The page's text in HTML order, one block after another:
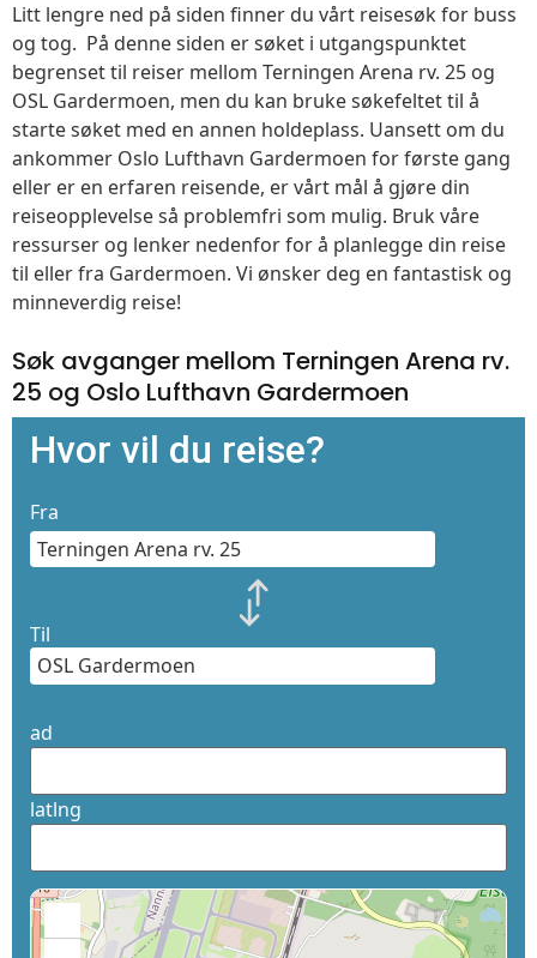
Litt lengre ned på siden finner du vårt reisesøk for buss
og tog. På denne siden er søket i utgangspunktet
begrenset til reiser mellom Terningen Arena rv. 25 og
OSL Gardermoen, men du kan bruke søkefeltet til å
starte søket med en annen holdeplass. Uansett om du
ankommer Oslo Lufthavn Gardermoen for første gang
eller er en erfaren reisende, er vårt mål å gjøre din
reiseopplevelse så problemfri som mulig. Bruk våre
ressurser og lenker nedenfor for å planlegge din reise
til eller fra Gardermoen. Vi ønsker deg en fantastisk og
minneverdig reise!
Søk avganger mellom Terningen Arena rv.
25 og Oslo Lufthavn Gardermoen
Hvor vil du reise?
Fra
Til
ad
latlng